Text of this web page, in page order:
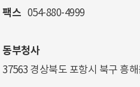
팩스 054-880-4999
동부청사
37563 경상북도 포항시 북구 흥